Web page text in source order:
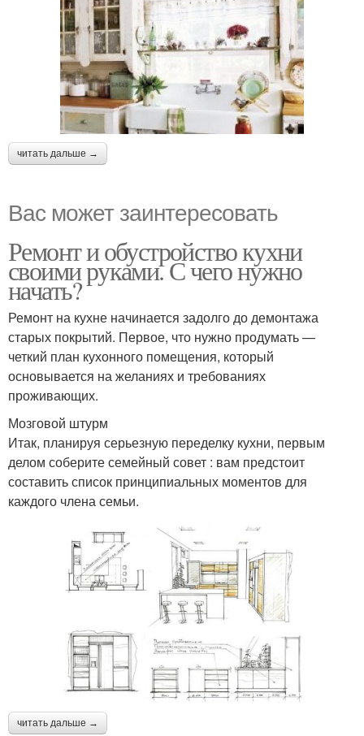
читать дальше →
Вас может заинтересовать
Ремонт и обустройство кухни
своими руками. С чего нужно
начать?
Ремонт на кухне начинается задолго до демонтажа
старых покрытий. Первое, что нужно продумать —
четкий план кухонного помещения, который
основывается на желаниях и требованиях
проживающих.
Мозговой штурм
Итак, планируя серьезную переделку кухни, первым
делом соберите семейный совет : вам предстоит
составить список принципиальных моментов для
каждого члена семьи.
читать дальше →